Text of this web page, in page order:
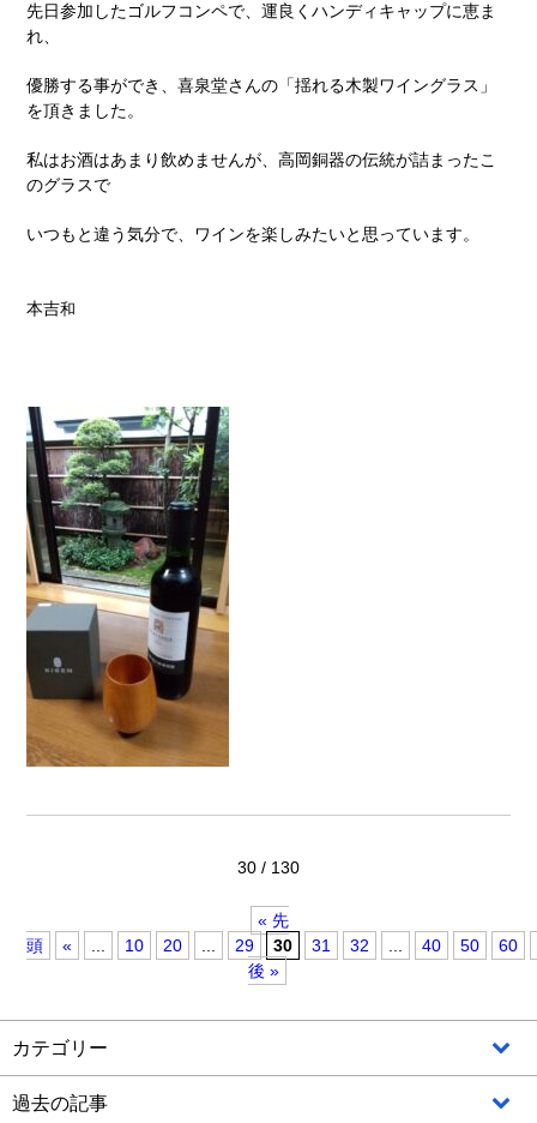
先日参加したゴルフコンペで、運良くハンディキャップに恵ま
れ、
優勝する事ができ、喜泉堂さんの「揺れる木製ワイングラス」
を頂きました。
私はお酒はあまり飲めませんが、高岡銅器の伝統が詰まったこ
のグラスで
いつもと違う気分で、ワインを楽しみたいと思っています。
本吉和
30 / 130
« 先
頭
« 10 20 29 30 31 32 40 50
60
後 »
カテゴリー
過去の記事